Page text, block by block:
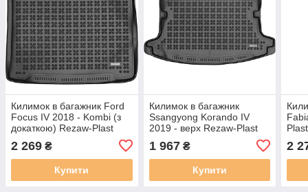
Килимок в багажник Ford
Focus IV 2018 - Kombi (з
докаткою) Rezaw-Plast
2 269 ₴
Купити
Килимок в багажник
Ssangyong Korando IV
2019 - верх Rezaw-Plast
1 967₴
Купити
2